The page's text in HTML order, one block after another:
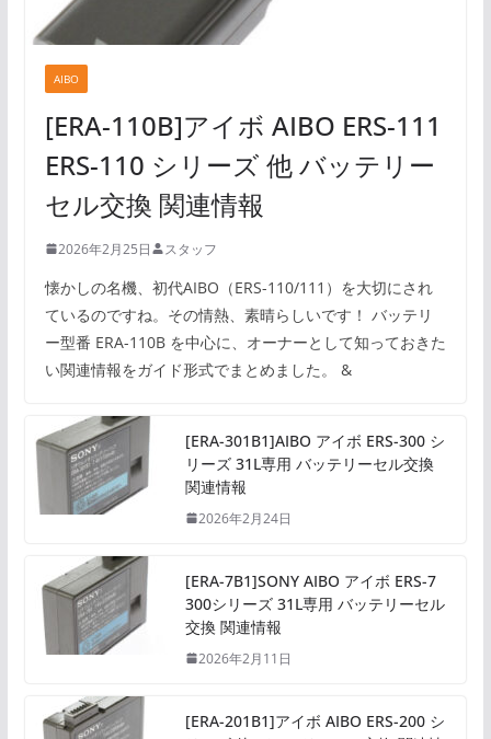
AIBO
[ERA-110B]アイボ AIBO ERS-111
ERS-110 シリーズ 他 バッテリー
セル交換 関連情報
2026年2月25日 スタッフ
懐かしの名機、初代AIBO（ERS-110/111）を大切にされ
ているのですね。その情熱、素晴らしいです！ バッテリ
ー型番 ERA-110B を中心に、オーナーとして知っておきた
い関連情報をガイド形式でまとめました。 &
[ERA-301B1]AIBO アイボ ERS-300 シ
リーズ 31L専用 バッテリーセル交換
関連情報
2026年2月24日
[ERA-7B1]SONY AIBO アイボ ERS-7
300シリーズ 31L専用 バッテリーセル
交換 関連情報
2026年2月11日
[ERA-201B1]アイボ AIBO ERS-200 シ